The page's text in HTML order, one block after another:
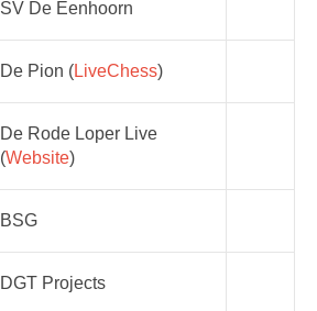
SV De Eenhoorn
De Pion (LiveChess)
De Rode Loper Live
(Website)
BSG
DGT Projects